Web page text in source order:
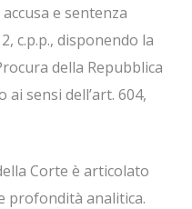
e sentenza
c.p.p., disponendo la
della Repubblica
sensi dell’art. 604,
Corte è articolato
profondità analitica.